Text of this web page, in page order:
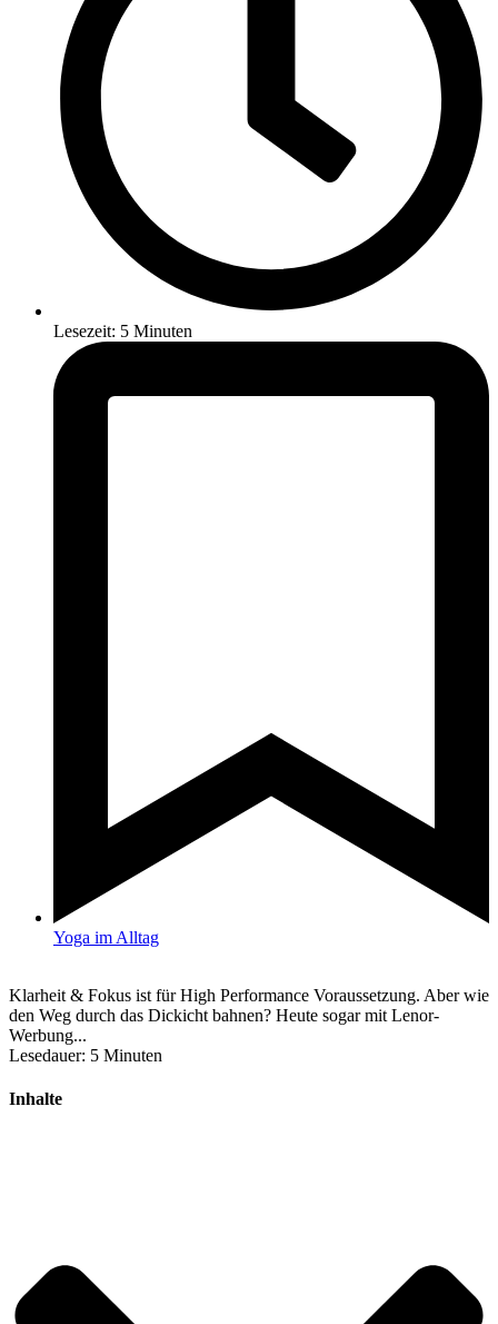
Lesezeit: 5 Minuten
Yoga im Alltag
Klarheit & Fokus ist für High Performance Voraussetzung. Aber wie
den Weg durch das Dickicht bahnen? Heute sogar mit Lenor-
Werbung...
Lesedauer: 5 Minuten
Inhalte